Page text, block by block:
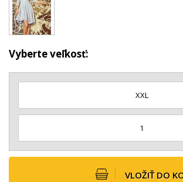
Vyberte veľkosť:
XXL
1
VLOŽIŤ DO